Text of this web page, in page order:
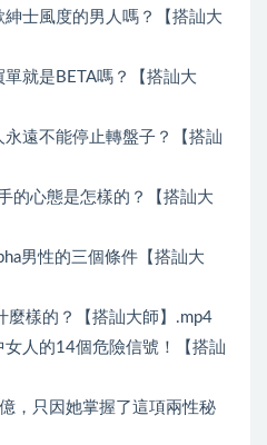
紳士風度的男人嗎？【搭訕大
就是BETA嗎？【搭訕大
永遠不能停止轉盤子？【搭訕
的心態是怎樣的？【搭訕大
男性的三個條件【搭訕大
麼樣的？【搭訕大師】.mp4
女人的14個危險信號！【搭訕
，只因她掌握了這項兩性秘